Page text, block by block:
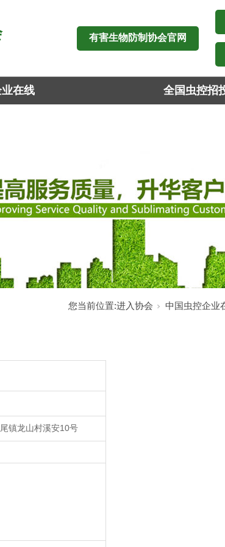
有害生物防制协会官网
在线 全国虫控招
您当前位置:进入协会 中国虫控企业
镇龙山村溪安10号